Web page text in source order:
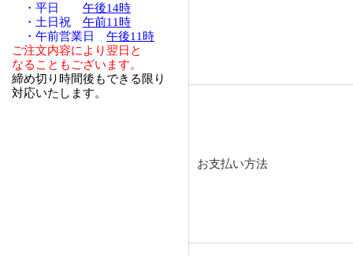
・平日 午後14時
・土日祝 午前11時
・午前営業日 午後11時
ご注文内容により翌日と
なることもございます。
締め切り時間後もできる限り
対応いたします。
お支払い方法